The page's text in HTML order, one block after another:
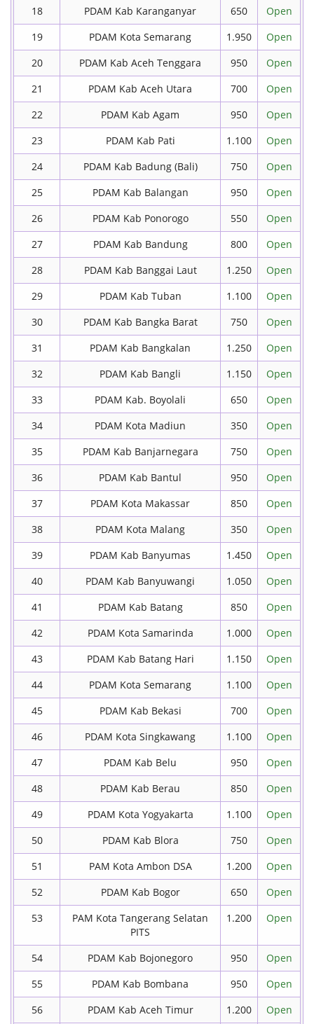
18
PDAM Kab Karanganyar 650
Open
19
PDAM Kota Semarang 1.950
Open
20
PDAM Kab Aceh Tenggara 950
Open
21
PDAM Kab Aceh Utara 700
Open
22
PDAM Kab Agam 950
Open
23
PDAM Kab Pati 1.100
Open
24
PDAM Kab Badung (Bali) 750
Open
25
PDAM Kab Balangan 950
Open
26
PDAM Kab Ponorogo 550
Open
27
PDAM Kab Bandung 800
Open
28
PDAM Kab Banggai Laut 1.250
Open
29
PDAM Kab Tuban 1.100
Open
30
PDAM Kab Bangka Barat 750
Open
31
PDAM Kab Bangkalan 1.250
Open
32
PDAM Kab Bangli 1.150
Open
33
PDAM Kab. Boyolali 650
Open
34
PDAM Kota Madiun 350
Open
35
PDAM Kab Banjarnegara 750
Open
36
PDAM Kab Bantul 950
Open
37
PDAM Kota Makassar 850
Open
38
PDAM Kota Malang 350
Open
39
PDAM Kab Banyumas 1.450
Open
40
PDAM Kab Banyuwangi 1.050
Open
41
PDAM Kab Batang 850
Open
42
PDAM Kota Samarinda 1.000
Open
43
PDAM Kab Batang Hari 1.150
Open
44
PDAM Kota Semarang 1.100
Open
45
PDAM Kab Bekasi 700
Open
46
PDAM Kota Singkawang 1.100
Open
47
PDAM Kab Belu 950
Open
48
PDAM Kab Berau 850
Open
49
PDAM Kota Yogyakarta 1.100
Open
50
PDAM Kab Blora 750
Open
51
PAM Kota Ambon DSA 1.200
Open
52
PDAM Kab Bogor 650
Open
53
PAM Kota Tangerang Selatan
PITS
1.200 Open
54 PDAM Kab Bojonegoro 950
Open
55
PDAM Kab Bombana 950
Open
56
PDAM Kab Aceh Timur 1.200
Open